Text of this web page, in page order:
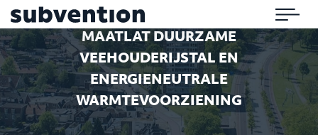
Subvention Menu
NIEUWBOUW MELKVEEBEDRIJF MET
MAATLAT DUURZAME
VEEHOUDERIJSTAL EN
ENERGIENEUTRALE
WARMTEVOORZIENING